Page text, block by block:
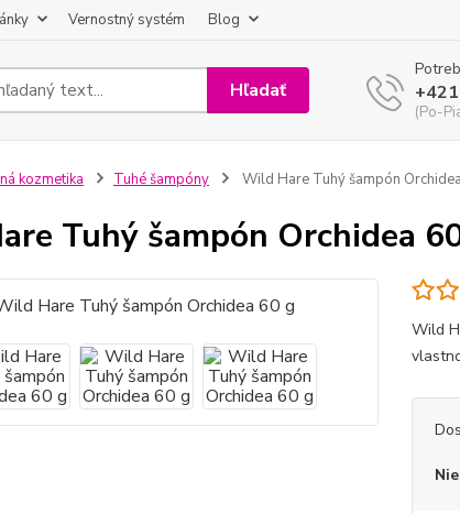
Vernostný systém Blog
Hľadať
(Po-
kozmetika Tuhé šampóny Wild Hare Tuhý šampón
Tuhý šampón Orchidea
Wild